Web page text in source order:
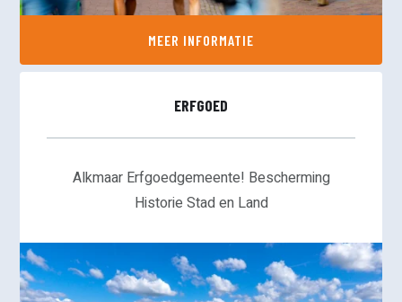
MEER INFORMATIE
ERFGOED
Alkmaar Erfgoedgemeente! Bescherming
Historie Stad en Land